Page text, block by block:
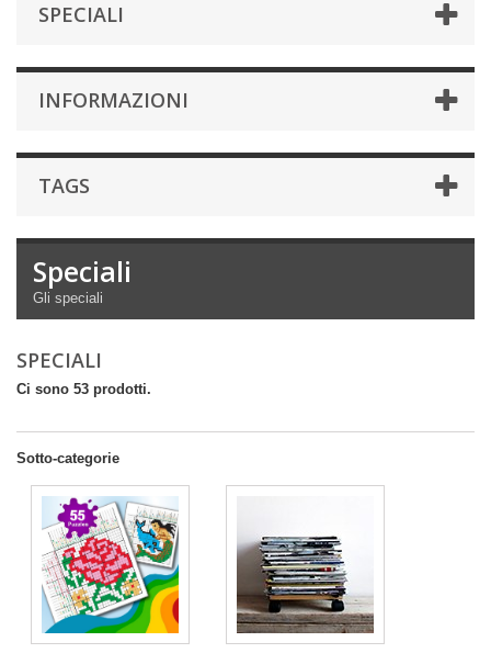
SPECIALI
INFORMAZIONI
TAGS
Speciali
Gli speciali
SPECIALI
Ci sono 53 prodotti.
Sotto-categorie